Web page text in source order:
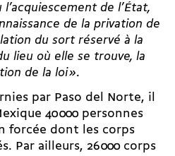
l’acquiescement de l’État,
de la privation de
du sort réservé à la
lieu où elle se trouve, la
de la loi ».
par Paso del Norte, il
40 000 personnes
forcée dont les corps
Par ailleurs, 26 000 corps